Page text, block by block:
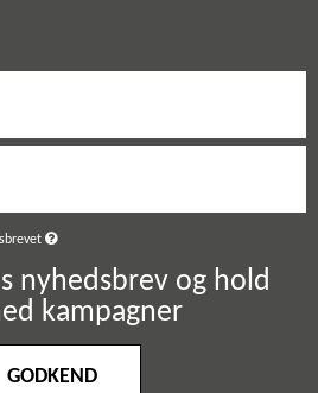
nyhedsbrev og hold
kampagner
GODKEND